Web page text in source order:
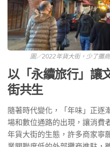
圖／2022年貨大街，少了攤
以「永續旅行」讓
街共生
隨著時代變化，「年味」正逐
場和數位通路的出現，讓消費
年貨大街的生態，許多商家寧